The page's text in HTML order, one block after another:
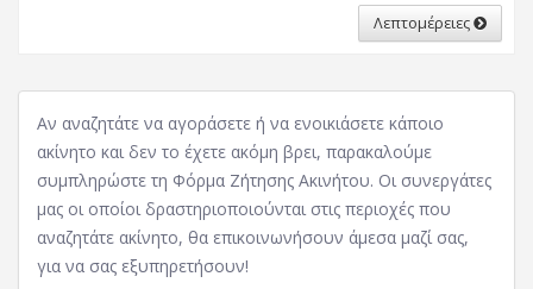
Λεπτομέρειες
Αν αναζητάτε να αγοράσετε ή να ενοικιάσετε κάποιο
ακίνητο και δεν το έχετε ακόμη βρει, παρακαλούμε
συμπληρώστε τη Φόρμα Ζήτησης Ακινήτου. Οι συνεργάτες
μας οι οποίοι δραστηριοποιούνται στις περιοχές που
αναζητάτε ακίνητο, θα επικοινωνήσουν άμεσα μαζί σας,
για να σας εξυπηρετήσουν!